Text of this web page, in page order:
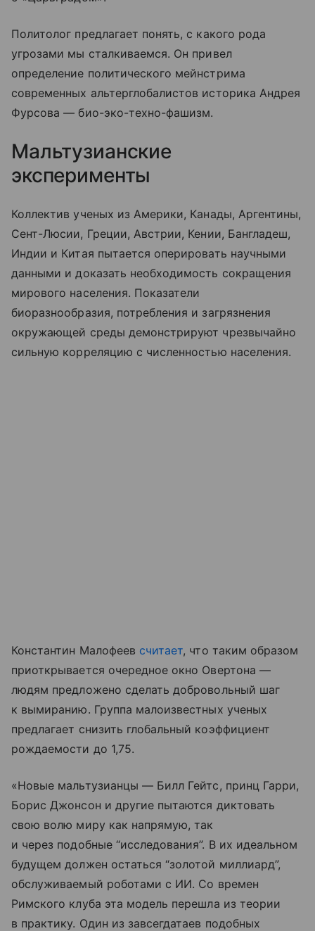
Политолог предлагает понять, с какого рода
угрозами мы сталкиваемся. Он привел
определение политического мейнстрима
современных альтерглобалистов историка Андрея
Фурсова — био-эко-техно-фашизм.
Мальтузианские
эксперименты
Коллектив ученых из Америки, Канады, Аргентины,
Сент-Люсии, Греции, Австрии, Кении, Бангладеш,
Индии и Китая пытается оперировать научными
данными и доказать необходимость сокращения
мирового населения. Показатели
биоразнообразия, потребления и загрязнения
окружающей среды демонстрируют чрезвычайно
сильную корреляцию с численностью населения.
Константин Малофеев считает, что таким образом
приоткрывается очередное окно Овертона —
людям предложено сделать добровольный шаг
к вымиранию. Группа малоизвестных ученых
предлагает снизить глобальный коэффициент
рождаемости до 1,75.
«Новые мальтузианцы — Билл Гейтс, принц Гарри,
Борис Джонсон и другие пытаются диктовать
свою волю миру как напрямую, так
и через подобные “исследования”. В их идеальном
будущем должен остаться “золотой миллиард”,
обслуживаемый роботами с ИИ. Со времен
Римского клуба эта модель перешла из теории
в практику. Один из завсегдатаев подобных